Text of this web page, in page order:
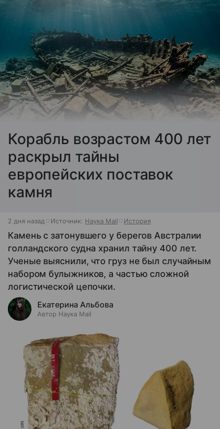
Корабль возрастом 400 лет
раскрыл тайны
европейских поставок
камня
2 дня назад Источник: Наука Mail История
Камень с затонувшего у берегов Австралии
голландского судна хранил тайну 400 лет.
Ученые выяснили, что груз не был случайным
набором булыжников, а частью сложной
логистической цепочки.
Екатерина Альбова
Автор Наука Mail